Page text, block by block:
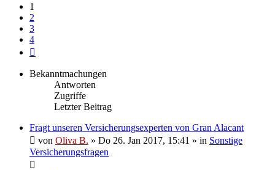
1
2
3
4
Bekanntmachungen
Antworten
Zugriffe
Letzter Beitrag
Fragt unseren Versicherungsexperten von Gran Alacant
von Oliva B. » Do 26. Jan 2017, 15:41 » in Sonstige
Versicherungsfragen